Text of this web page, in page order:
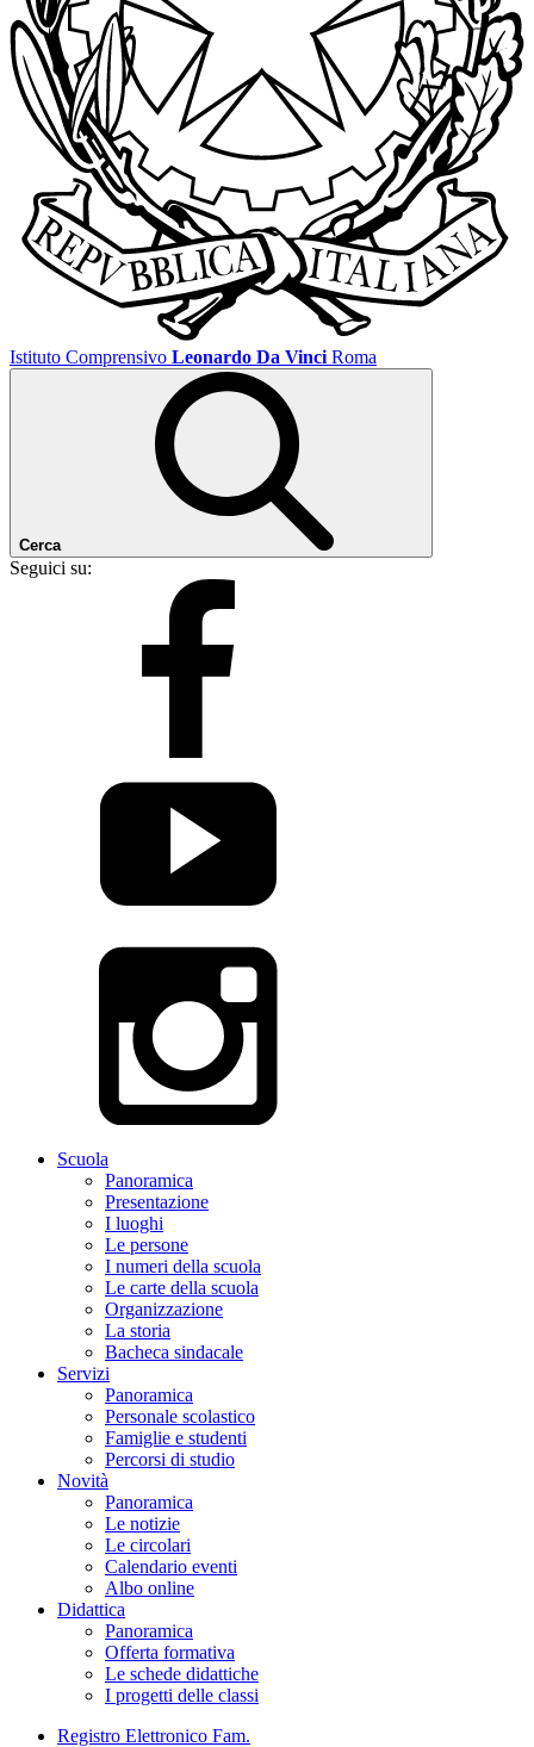
Istituto Comprensivo Leonardo Da Vinci Roma
Cerca
Seguici su:
Scuola
Panoramica
Presentazione
I luoghi
Le persone
I numeri della scuola
Le carte della scuola
Organizzazione
La storia
Bacheca sindacale
Servizi
Panoramica
Personale scolastico
Famiglie e studenti
Percorsi di studio
Novità
Panoramica
Le notizie
Le circolari
Calendario eventi
Albo online
Didattica
Panoramica
Offerta formativa
Le schede didattiche
I progetti delle classi
Registro Elettronico Fam.